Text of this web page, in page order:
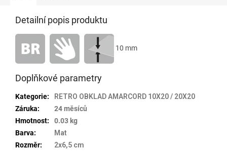
Detailní popis produktu
10 mm
Doplňkové parametry
Kategorie:
RETRO OBKLAD AMARCORD 10X20 / 20X20
Záruka:
24 měsíců
Hmotnost:
0.03 kg
Barva:
Mat
Rozměr:
2x6,5 cm